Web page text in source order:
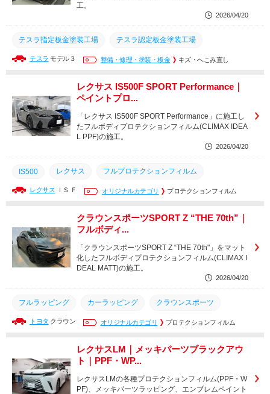
ペイントプロテクションフィルム CLIMAXPPF
工。
2026/04/20
テスラ指定板金塗装工場 テスラ認定板金塗装工場
テスラ認定ボディショップ 板金塗装 カラーチェンジ
CLIMAXIDEALMATT
IDEALMATT マットプロテクションフィルム
マットブラック化 カーラッピング フルラッピング
プロテクションフィルム ペイントプロテクションフィルム
テスラ モデル３ 整備・修理・塗装・板金 キズ・へこみ直し
レクサス IS500F SPORT Performance｜
ペイントプロ...
「レクサス IS500F SPORT Performance」に施工し
たフルボディプロテクションフィルム(CLIMAX IDEA
L PPF)の施工。
2026/04/20
IS500 レクサス フルプロテクションフィルム
CLIMAXIDEAL CLIMAXPPF PPF
レクサス ＩＳ Ｆ オリジナルカテゴリ プロテクションフィルム
クラウンスポーツSPORT Z “THE 70th”｜
フルボディ...
「クラウンスポーツSPORT Z “THE 70th"」をマット
化したフルボディプロテクションフィルム(CLIMAX I
DEAL MATT)の施工。
2026/04/20
フルラッピング カーラッピング クラウンスポーツ
マットブラック化 マットプロテクションフィルム
マット化 CLIMAXIDEALMATT
プロテクションフィルム ペイントプロテクションフィルム
PPF CLIMAXPPF CLIMAXIDEAL
トヨタ クラウン オリジナルカテゴリ プロテクションフィルム
レクサスLM｜メッキパーツブラックアウ
ト｜PPF・WP...
レクサスLMの各種プロテクションフィルム(PPF・W
PF)、メッキパーツラッピング、エンブレムペイント